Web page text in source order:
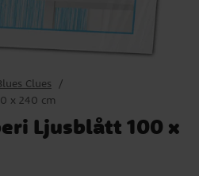
Clues
x 240 cm
Ljusblått 100 x